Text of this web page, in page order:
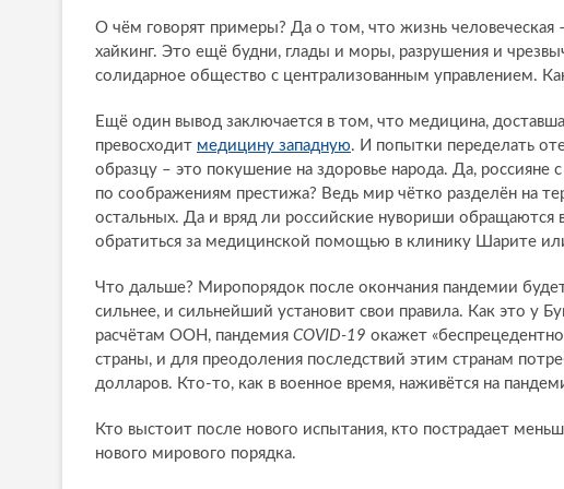
О чём говорят примеры? Да о том, что жизнь человеческая
хайкинг. Это ещё будни, глады и моры, разрушения и
солидарное общество с централизованным управлением.
Ещё один вывод заключается в том, что медицина,
превосходит медицину западную. И попытки переделать
образцу – это покушение на здоровье народа. Да, россияне
по соображениям престижа? Ведь мир чётко разделён на
остальных. Да и вряд ли российские нувориши обращаются
обратиться за медицинской помощью в клинику Шарите
Что дальше? Миропорядок после окончания пандемии
сильнее, и сильнейший установит свои правила. Как это у
расчётам ООН, пандемия COVID-19 окажет
страны, и для преодоления последствий этим странам
долларов. Кто-то, как в военное время, наживётся на
Кто выстоит после нового испытания, кто пострадает
нового мирового порядка.